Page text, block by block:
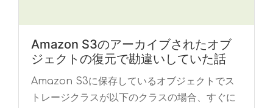
Amazon S3のアーカイブされたオブ
ジェクトの復元で勘違いしていた話
Amazon S3に保存しているオブジェクトでス
トレージクラスが以下のクラスの場合、すぐに